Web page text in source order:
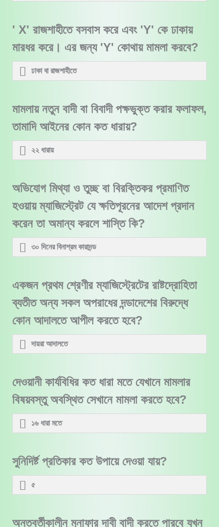
' X' রাজশাহীতে বসবাস করে এবং 'Y' কে ঢাকায়
মারধর করে। এর জন্য 'Y' কোথায় মামলা করবে?
ঢাকা বা রাজশাহীতে
মামলায় নতুন বাদী বা বিবাদী পক্ষভুক্ত করার ফলাফল,
তামাদি আইনের কোন কত ধারায়?
২২ ধারায়
অভিযোগ মিথ্যা ও তুচ্ছ বা বিরক্তিকর প্রমাণিত
হওয়ায় ম্যাজিস্ট্রেট যে ক্ষতিপূরনের আদেশ প্রদান
করেন তা অমান্য করলে শাস্তি কি?
৩০ দিনের বিনাশ্রম কারাদন্ড
একজন প্রথম শ্রেণীর ম্যাজিস্ট্রেটের রাষ্টদ্রোহিতা
ব্যতীত অন্য সকল অপরাধের দন্ডাদেশের বিরুদ্ধে
কোন আদালতে আপীল করতে হবে?
দায়রা আদালতে
দেওয়ানী কার্যবিধির কত ধারা মতে যেখানে মামলার
বিষয়বস্তু অবস্থিত সেখানে মামলা করতে হবে?
১৬ ধারা মতে
সুনিদির্ষ্ট প্রতিকার কত উপায়ে দেওয়া যায়?
৫
অন্তবর্তীকালীন মুনাফার দাবী বাদী করতে পারবে যখন